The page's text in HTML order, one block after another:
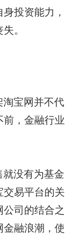
投资能力，
。
宝网并不代
前，金融行业
没有为基金
交易平台的关
司的结合之
金融浪潮，使